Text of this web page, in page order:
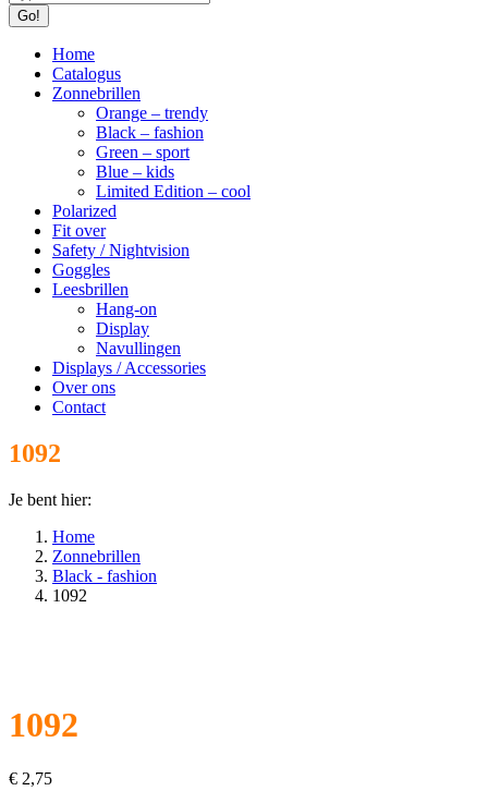
Home
Catalogus
Zonnebrillen
Orange – trendy
Black – fashion
Green – sport
Blue – kids
Limited Edition – cool
Polarized
Fit over
Safety / Nightvision
Goggles
Leesbrillen
Hang-on
Display
Navullingen
Displays / Accessories
Over ons
Contact
1092
Je bent hier:
Home
Zonnebrillen
Black - fashion
1092
1092
€ 2,75